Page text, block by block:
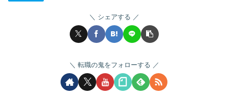
シェアする
転職の鬼をフォローする